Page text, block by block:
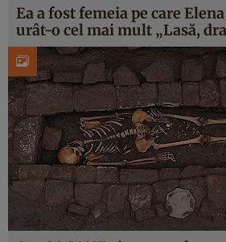
Ea a fost femeia pe care
urât-o cel mai mult „Lasă,